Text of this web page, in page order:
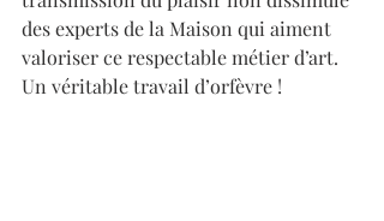
des experts de la Maison qui aiment
valoriser ce respectable métier d’art.
Un véritable travail d’orfèvre !